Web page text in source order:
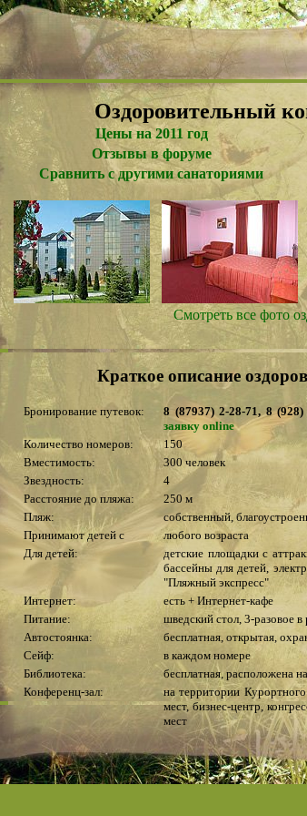
Оздоровительный
Цены на 2011 год
Отзывы в форуме
Сравнить с другими санаториями
Смотреть все фото
Краткое описание
Бронирование путевок:
8 (87937) 2-28-71, 8
заявку online
Количество номеров:
150
Вместимость:
300 человек
Звездность:
4
Расстояние до пляжа:
250 м
Пляж:
собственный,
Принимают детей с
любого возраста
Для детей:
детские площадки с
бассейны для детей,
"Пляжный экспресс"
Интернет:
есть + Интернет-кафе
Питание:
шведский стол, 3-разовое в
Автостоянка:
бесплатная, открытая,
Сейф:
в каждом номере
Библиотека:
бесплатная, расположена
Конференц-зал:
на территории
мест, бизнес-центр,
мест
Спортплощадки:
волейбольная и
Тренажерный зал:
бесплатное пользование
Теннисный корт:
есть + настольный теннис